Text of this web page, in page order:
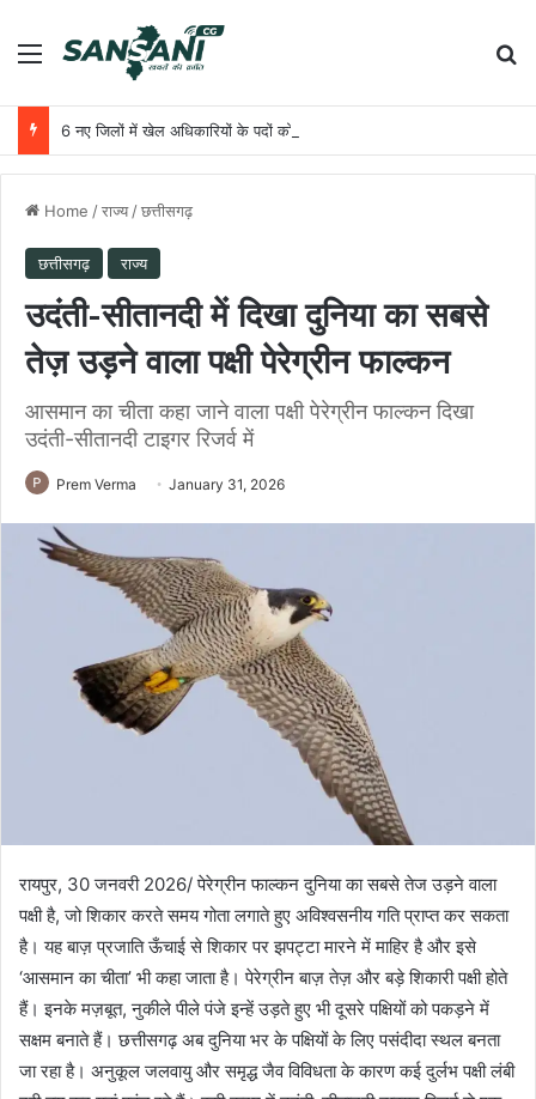
Menu
6 नए जिलों में खेल अधिकारियों के पदों को मंजूरी
Home /राज्य /छत्तीसगढ़
छत्तीसगढ़ राज्य
उदंती-सीतानदी में दिखा दुनिया का सबसे
तेज़ उड़ने वाला पक्षी पेरेग्रीन फाल्कन
आसमान का चीता कहा जाने वाला पक्षी पेरेग्रीन फाल्कन दिखा
उदंती-सीतानदी टाइगर रिजर्व में
Prem Verma January 31, 2026
रायपुर, 30 जनवरी 2026/ पेरेग्रीन फाल्कन दुनिया का सबसे तेज उड़ने वाला
पक्षी है, जो शिकार करते समय गोता लगाते हुए अविश्वसनीय गति प्राप्त कर सकता
है। यह बाज़ प्रजाति ऊँचाई से शिकार पर झपट्टा मारने में माहिर है और इसे
‘आसमान का चीता’ भी कहा जाता है। पेरेग्रीन बाज़ तेज़ और बड़े शिकारी पक्षी होते
हैं। इनके मज़बूत, नुकीले पीले पंजे इन्हें उड़ते हुए भी दूसरे पक्षियों को पकड़ने में
सक्षम बनाते हैं। छत्तीसगढ़ अब दुनिया भर के पक्षियों के लिए पसंदीदा स्थल बनता
जा रहा है। अनुकूल जलवायु और समृद्ध जैव विविधता के कारण कई दुर्लभ पक्षी लंबी